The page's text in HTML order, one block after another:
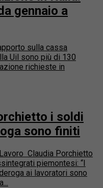
gennaio a
sulla cassa
Uil sono più di 130
richieste in
i soldi
sono finiti
Claudia Porchietto
piemontesi: “I
ai lavoratori sono